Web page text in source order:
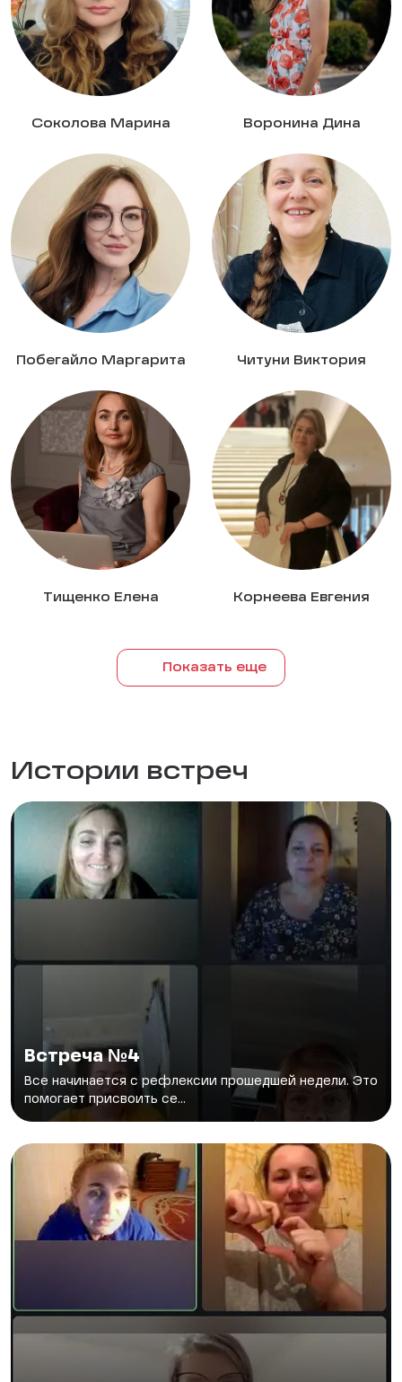
Соколова Марина Воронина Дина
Побегайло Маргарита Читуни Виктория
Тищенко Елена Корнеева Евгения
Показать еще
Истории встреч
Встреча №4
Все начинается с рефлексии прошедшей недели. Это
помогает присвоить се...